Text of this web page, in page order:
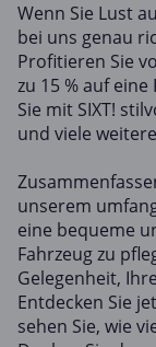
Wenn Sie Lust
bei uns genau
Profitieren Sie
zu 15 % auf
Sie mit SIXT!
und viele
unserem
eine bequeme
Fahrzeug zu
Gelegenheit,
Entdecken Sie
sehen Sie, wie